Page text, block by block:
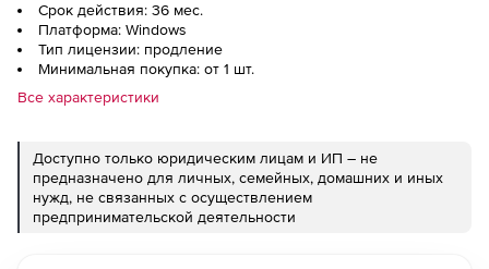
Срок действия: 36 мес.
Платформа: Windows
Тип лицензии: продление
Минимальная покупка: от 1 шт.
Все характеристики
Доступно только юридическим лицам и ИП – не
предназначено для личных, семейных, домашних и иных
нужд, не связанных с осуществлением
предпринимательской деятельности